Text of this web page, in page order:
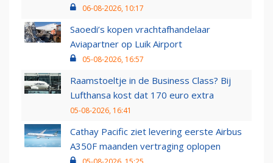
06-08-2026, 10:17
Saoedi’s kopen vrachtafhandelaar
Aviapartner op Luik Airport
05-08-2026, 16:57
Raamstoeltje in de Business Class? Bij
Lufthansa kost dat 170 euro extra
05-08-2026, 16:41
Cathay Pacific ziet levering eerste Airbus
A350F maanden vertraging oplopen